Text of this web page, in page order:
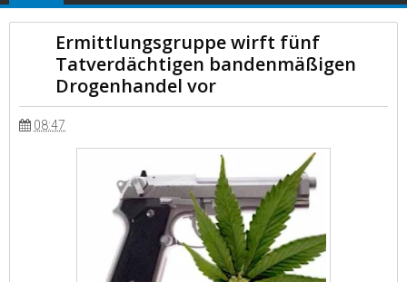
Ermittlungsgruppe wirft fünf
Tatverdächtigen bandenmäßigen
Drogenhandel vor
08:47